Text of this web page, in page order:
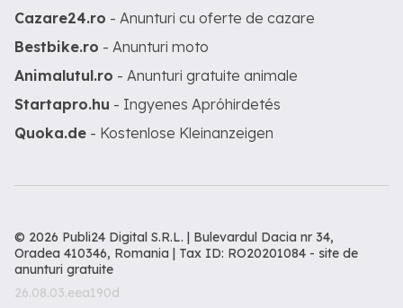
Cazare24.ro - Anunturi cu oferte de cazare
Bestbike.ro - Anunturi moto
Animalutul.ro - Anunturi gratuite animale
Startapro.hu - Ingyenes Apróhirdetés
Quoka.de - Kostenlose Kleinanzeigen
© 2026 Publi24 Digital S.R.L. | Bulevardul Dacia nr 34,
Oradea 410346, Romania | Tax ID: RO20201084 - site de
anunturi gratuite
26.08.03.eea190d